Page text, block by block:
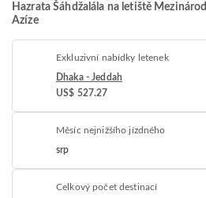
Hazrata Šáhdžalála na letiště
Azíze
Exkluzivní nabídky letenek
Dhaka - Jeddah
US$ 527.27
Měsíc nejnižšího jízdného
srp
Celkový počet destinací